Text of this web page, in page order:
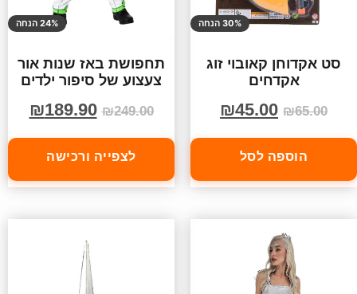
30% הנחה
סט אקדוחן קאובוי זוג
אקדחים
₪65.00
₪45.00
הוספה לסל
24% הנחה
תחפושת באז שנות אור
צעצוע של סיפור ילדים
₪249.00
₪189.90
לצפייה ורכישה